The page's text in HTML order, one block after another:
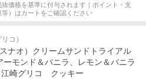
抜価格を基準に付与されます｜ポイント・支
）はカートをご確認ください
コ）
ナオ）クリームサンドトライアル
ーモンド＆バニラ、レモン＆バニラ
江崎グリコ クッキー